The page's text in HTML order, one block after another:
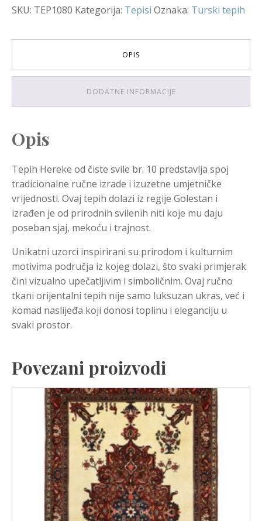
SKU: TEP1080 Kategorija: Tepisi Oznaka: Turski tepih
OPIS
DODATNE INFORMACIJE
Opis
Tepih Hereke od čiste svile br. 10 predstavlja spoj
tradicionalne ručne izrade i izuzetne umjetničke
vrijednosti. Ovaj tepih dolazi iz regije Golestan i
izrađen je od prirodnih svilenih niti koje mu daju
poseban sjaj, mekoću i trajnost.
Unikatni uzorci inspirirani su prirodom i kulturnim
motivima područja iz kojeg dolazi, što svaki primjerak
čini vizualno upečatljivim i simboličnim. Ovaj ručno
tkani orijentalni tepih nije samo luksuzan ukras, već i
komad naslijeđa koji donosi toplinu i eleganciju u
svaki prostor.
Povezani proizvodi